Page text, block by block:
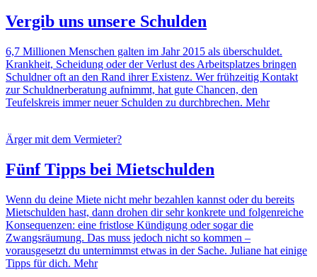
Vergib uns unsere Schulden
6,7 Millionen Menschen galten im Jahr 2015 als überschuldet.
Krankheit, Scheidung oder der Verlust des Arbeitsplatzes bringen
Schuldner oft an den Rand ihrer Existenz. Wer frühzeitig Kontakt
zur Schuldnerberatung aufnimmt, hat gute Chancen, den
Teufelskreis immer neuer Schulden zu durchbrechen. Mehr
Ärger mit dem Vermieter?
Fünf Tipps bei Mietschulden
Wenn du deine Miete nicht mehr bezahlen kannst oder du bereits
Mietschulden hast, dann drohen dir sehr konkrete und folgenreiche
Konsequenzen: eine fristlose Kündigung oder sogar die
Zwangsräumung. Das muss jedoch nicht so kommen –
vorausgesetzt du unternimmst etwas in der Sache. Juliane hat einige
Tipps für dich. Mehr